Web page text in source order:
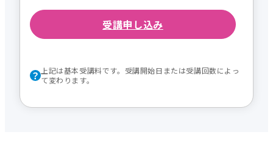
受講申し込み
上記は基本受講料です。受講開始日または受講回数によっ
て変わります。